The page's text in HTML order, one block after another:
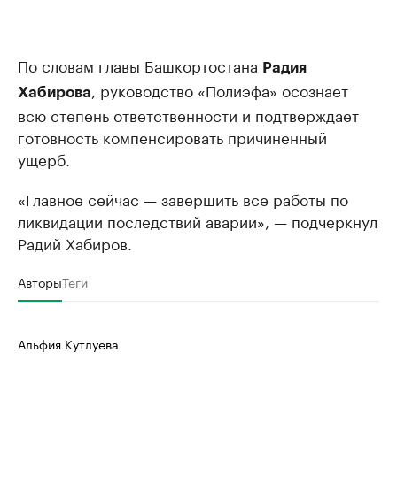
По словам главы Башкортостана Радия
Хабирова
, руководство «Полиэфа» осознает
всю степень ответственности и подтверждает
готовность компенсировать причиненный
ущерб.
«Главное сейчас — завершить все работы по
ликвидации последствий аварии», — подчеркнул
Радий Хабиров.
АвторыТеги
Альфия Кутлуева